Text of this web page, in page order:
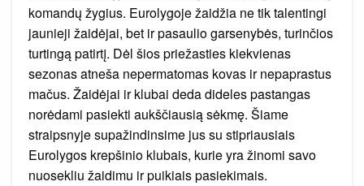
komandų žygius. Eurolygoje žaidžia ne tik talentingi
jaunieji žaidėjai, bet ir pasaulio garsenybės, turinčios
turtingą patirtį. Dėl šios priežasties kiekvienas
sezonas atneša nepermatomas kovas ir nepaprastus
mačus. Žaidėjai ir klubai deda dideles pastangas
norėdami pasiekti aukščiausią sėkmę. Šiame
straipsnyje supažindinsime jus su stipriausiais
Eurolygos krepšinio klubais, kurie yra žinomi savo
nuosekliu žaidimu ir puikiais pasiekimais.